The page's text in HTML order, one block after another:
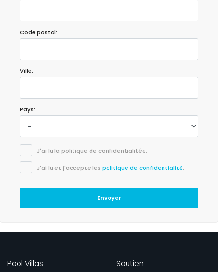
Code postal:
Ville:
Pays:
J'ai lu la politique de confidentialitée.
J'ai lu et j'accepte les politique de confidentialité.
Envoyer
Pool Villas Soutien